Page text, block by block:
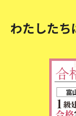
わたしたち